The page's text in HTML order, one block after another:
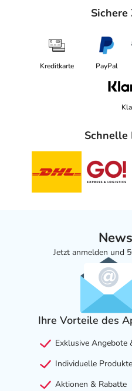
Sichere
Kreditkarte PayPal
Schnelle
Jetzt anmelden und
Ihre Vorteile des
Exklusive Angebote
Individuelle
Aktionen & Rabatte